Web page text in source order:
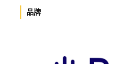
品牌